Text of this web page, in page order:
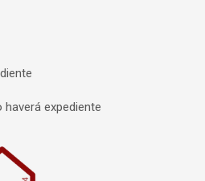
haverá expediente